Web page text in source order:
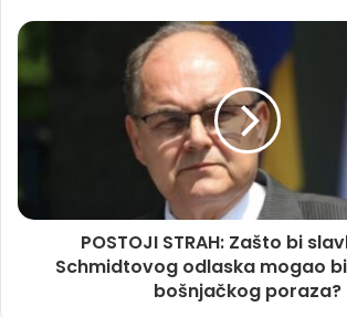
POSTOJI STRAH: Zašto bi
Schmidtovog odlaska mogao
bošnjačkog poraza?